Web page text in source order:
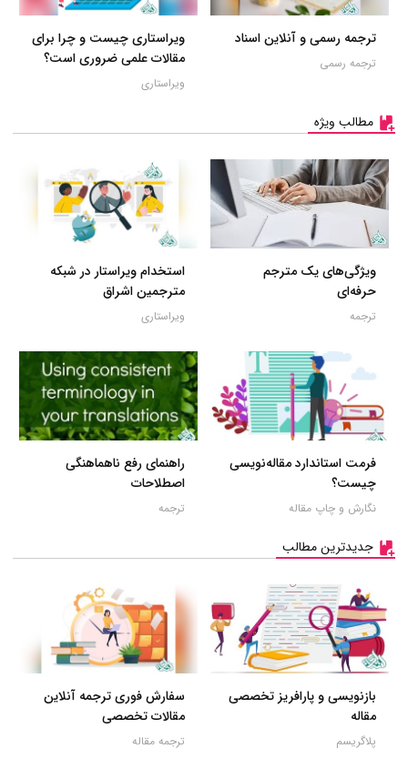
ترجمه رسمی و آنلاین اسناد
ترجمه رسمی
ویراستاری چیست و چرا برای
مقالات علمی ضروری است؟
ویراستاری
مطالب ویژه
ویژگی‌های یک مترجم
حرفه‌ای
ترجمه
استخدام ویراستار در شبکه
مترجمین اشراق
ویراستاری
فرمت استاندارد مقاله‌نویسی
چیست؟
نگارش و چاپ مقاله
راهنمای رفع ناهماهنگی
اصطلاحات
ترجمه
جدیدترین مطالب
بازنویسی و پارافریز تخصصی
مقاله
پلاگریسم
سفارش فوری ترجمه آنلاین
مقالات تخصصی
ترجمه مقاله